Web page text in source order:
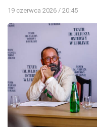
19 czerwca 2026 / 20:45